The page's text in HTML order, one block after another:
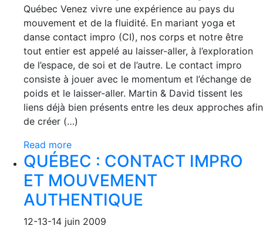
Québec Venez vivre une expérience au pays du
mouvement et de la fluidité. En mariant yoga et
danse contact impro (CI), nos corps et notre être
tout entier est appelé au laisser-aller, à l’exploration
de l’espace, de soi et de l’autre. Le contact impro
consiste à jouer avec le momentum et l’échange de
poids et le laisser-aller. Martin & David tissent les
liens déjà bien présents entre les deux approches afin
de créer (…)
Read more
QUÉBEC : CONTACT IMPRO
ET MOUVEMENT
AUTHENTIQUE
12-13-14 juin 2009